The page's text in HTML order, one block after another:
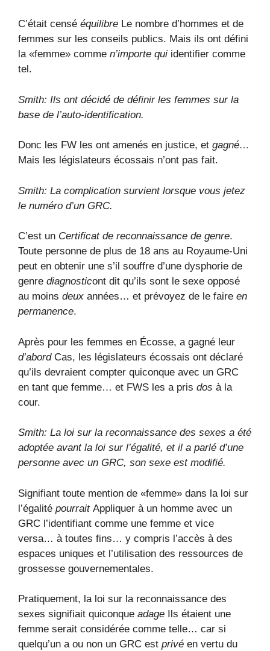
C’était censé équilibre Le nombre d’hommes et de
femmes sur les conseils publics. Mais ils ont défini
la «femme» comme n’importe qui identifier comme
tel.
Smith: Ils ont décidé de définir les femmes sur la
base de l’auto-identification.
Donc les FW les ont amenés en justice, et gagné…
Mais les législateurs écossais n’ont pas fait.
Smith: La complication survient lorsque vous jetez
le numéro d’un GRC.
C’est un Certificat de reconnaissance de genre.
Toute personne de plus de 18 ans au Royaume-Uni
peut en obtenir une s’il souffre d’une dysphorie de
genre diagnosticont dit qu’ils sont le sexe opposé
au moins deux années… et prévoyez de le faire en
permanence.
Après pour les femmes en Écosse, a gagné leur
d’abord Cas, les législateurs écossais ont déclaré
qu’ils devraient compter quiconque avec un GRC
en tant que femme… et FWS les a pris dos à la
cour.
Smith: La loi sur la reconnaissance des sexes a été
adoptée avant la loi sur l’égalité, et il a parlé d’une
personne avec un GRC, son sexe est modifié.
Signifiant toute mention de «femme» dans la loi sur
l’égalité pourrait Appliquer à un homme avec un
GRC l’identifiant comme une femme et vice
versa… à toutes fins… y compris l’accès à des
espaces uniques et l’utilisation des ressources de
grossesse gouvernementales.
Pratiquement, la loi sur la reconnaissance des
sexes signifiait quiconque adage Ils étaient une
femme serait considérée comme telle… car si
quelqu’un a ou non un GRC est privé en vertu du